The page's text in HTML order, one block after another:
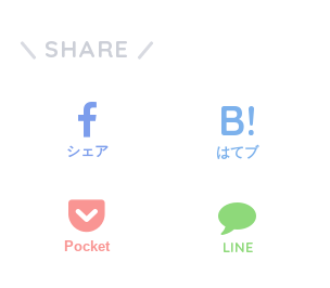
SHARE
シェア はてブ
Pocket LINE